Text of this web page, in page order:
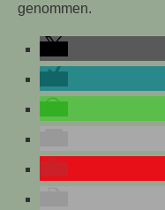
genommen.